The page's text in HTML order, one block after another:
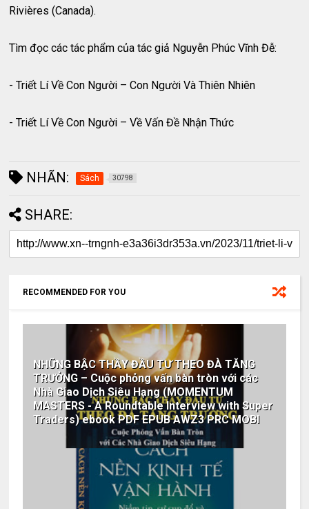
Rivières (Canada).
Tìm đọc các tác phẩm của tác giả Nguyễn Phúc Vĩnh Đễ:
- Triết Lí Về Con Người – Con Người Và Thiên Nhiên
- Triết Lí Về Con Người – Về Vấn Đề Nhận Thức
NHÃN: Sách 30798
SHARE:
RECOMMENDED FOR YOU
NHỮNG BẬC THẦY ĐẦU TƯ THEO ĐÀ TĂNG
TRƯỞNG – Cuộc phỏng vấn bàn tròn với các
Nhà Giao Dịch Siêu Hạng (MOMENTUM
MASTERS - A Roundtable Interview with Super
Traders) ebook PDF EPUB AWZ3 PRC MOBI